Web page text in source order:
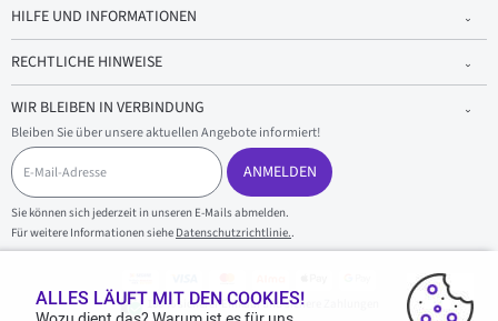
HILFE UND INFORMATIONEN
RECHTLICHE HINWEISE
WIR BLEIBEN IN VERBINDUNG
Bleiben Sie über unsere aktuellen Angebote informiert!
E
-
M
a
i
l
ANMELDEN
Sie können sich jederzeit in unseren E-Mails abmelden.
Für weitere Informationen siehe Datenschutzrichtlinie..
100 % sicherer Einkauf und sichere Zahlungen
ALLES LÄUFT MIT DEN COOKIES!